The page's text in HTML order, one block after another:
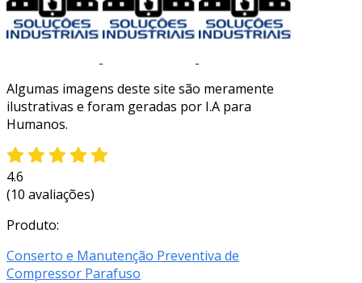
Algumas imagens deste site são meramente
ilustrativas e foram geradas por I.A para
Humanos.
4.6
(10 avaliações)
Produto:
Conserto e Manutenção Preventiva de
Compressor Parafuso